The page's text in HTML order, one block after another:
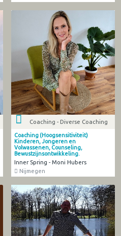
Coaching - Diverse Coaching
Coaching (Hoogsensitiviteit)
Kinderen, Jongeren en
Volwassenen, Counseling,
Bewustzijnsontwikkeling.
Inner Spring - Moni Hubers
Nijmegen